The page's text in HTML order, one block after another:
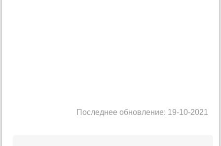
Последнее обновление: 19-10-2021